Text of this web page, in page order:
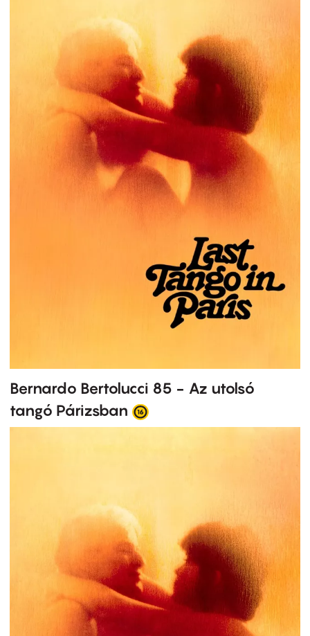
Bernardo Bertolucci 85 - Az utolsó
tangó Párizsban